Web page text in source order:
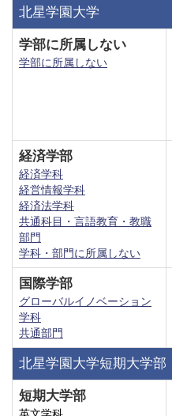
北星学園大学
学部に所属しない
学部に所属しない
経済学部
経済学科
経営情報学科
経済法学科
共通科目・言語教育・教職
部門
学科・部門に所属しない
国際学部
グローバルイノベーション
学科
共通部門
北星学園大学短期大学部
短期大学部